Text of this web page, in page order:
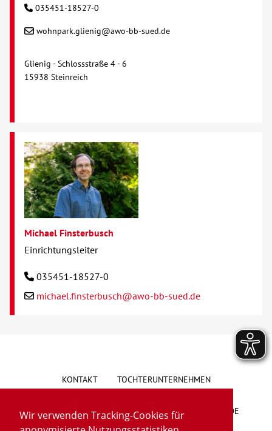
Wir verwenden Tracking-Cookies für
035451-18527-0
wohnpark.glienig@awo-bb-sued.de
Glienig - Schlossstraße 4 - 6
15938 Steinreich
Michael Finsterbusch
Einrichtungsleiter
035451-18527-0
michael.finsterbusch@awo-bb-sued.de
KONTAKT TOCHTERUNTERNEHMEN
HINWEISGEBERSYSTEM VORSCHLAG/BESCHWERDE